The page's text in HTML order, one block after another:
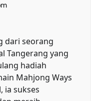
dari seorang
Tangerang yang
hadiah
Mahjong Ways
ia sukses